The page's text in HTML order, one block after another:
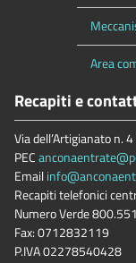
Area
Recapiti e
Via dell’Artigianato n.
PEC
Email
Recapiti telefonici
Numero Verde
Fax: 0712832119
P.IVA 02278540428